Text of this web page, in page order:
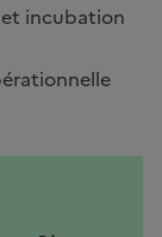
incubation